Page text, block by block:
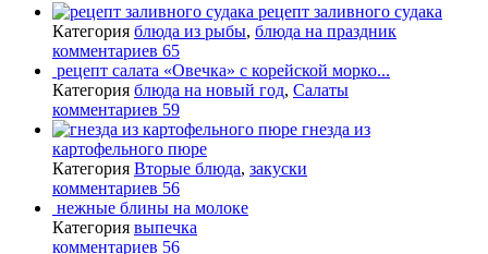
рецепт заливного судака
Категория блюда из рыбы, блюда на праздник
комментариев 65
рецепт салата «Овечка» с корейской морко...
Категория блюда на новый год, Салаты
комментариев 59
гнезда из
картофельного пюре
Категория Вторые блюда, закуски
комментариев 56
нежные блины на молоке
Категория выпечка
комментариев 56